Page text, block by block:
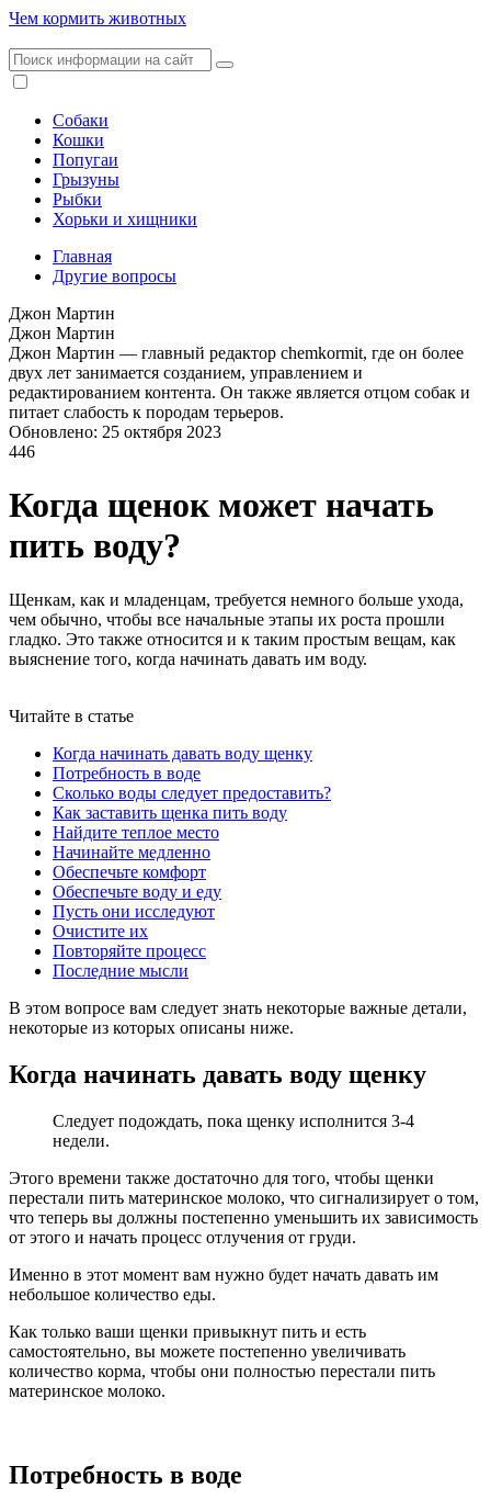
Чем кормить животных
Собаки
Кошки
Попугаи
Грызуны
Рыбки
Хорьки и хищники
Главная
Другие вопросы
Джон Мартин
Джон Мартин
Джон Мартин — главный редактор chemkormit, где он более
двух лет занимается созданием, управлением и
редактированием контента. Он также является отцом собак и
питает слабость к породам терьеров.
Обновлено: 25 октября 2023
446
Когда щенок может начать
пить воду?
Щенкам, как и младенцам, требуется немного больше ухода,
чем обычно, чтобы все начальные этапы их роста прошли
гладко. Это также относится и к таким простым вещам, как
выяснение того, когда начинать давать им воду.
Читайте в статье
Когда начинать давать воду щенку
Потребность в воде
Сколько воды следует предоставить?
Как заставить щенка пить воду
Найдите теплое место
Начинайте медленно
Обеспечьте комфорт
Обеспечьте воду и еду
Пусть они исследуют
Очистите их
Повторяйте процесс
Последние мысли
В этом вопросе вам следует знать некоторые важные детали,
некоторые из которых описаны ниже.
Когда начинать давать воду щенку
Следует подождать, пока щенку исполнится 3-4
недели.
Этого времени также достаточно для того, чтобы щенки
перестали пить материнское молоко, что сигнализирует о том,
что теперь вы должны постепенно уменьшить их зависимость
от этого и начать процесс отлучения от груди.
Именно в этот момент вам нужно будет начать давать им
небольшое количество еды.
Как только ваши щенки привыкнут пить и есть
самостоятельно, вы можете постепенно увеличивать
количество корма, чтобы они полностью перестали пить
материнское молоко.
Потребность в воде